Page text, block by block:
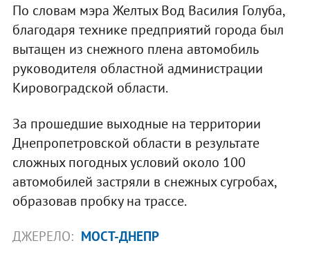
По словам мэра Желтых Вод Василия Голуба,
благодаря технике предприятий города был
вытащен из снежного плена автомобиль
руководителя областной администрации
Кировоградской области.
За прошедшие выходные на территории
Днепропетровской области в результате
сложных погодных условий около 100
автомобилей застряли в снежных сугробах,
образовав пробку на трассе.
ДЖЕРЕЛО: МОСТ-ДНЕПР